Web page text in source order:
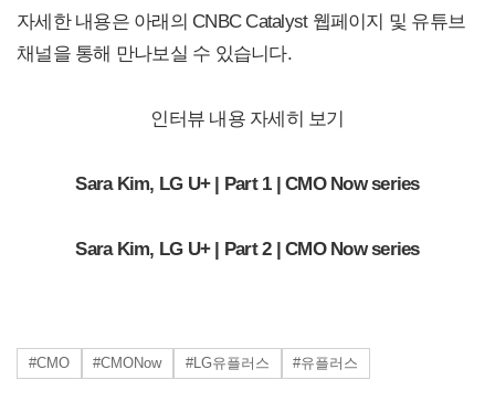
자세한 내용은 아래의 CNBC Catalyst 웹페이지 및 유튜브
채널을 통해 만나보실 수 있습니다.
인터뷰 내용 자세히 보기
Sara Kim, LG U+ | Part 1 | CMO Now series
Sara Kim, LG U+ | Part 2 | CMO Now series
#CMO #CMONow #LG유플러스 #유플러스